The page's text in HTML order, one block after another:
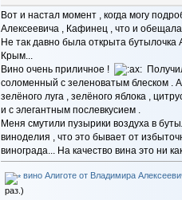
Вот и настал момент , когда могу
Алексеевича , Кафинец , что и обещала
Не так давно была открыта бутылочка
Крым...
Вино очень приличное !
соломенный с зеленоватым блеском .
зелёного луга , зелёного яблока ,
и с элегантным послевкусием .
Меня смутили пузырики воздуха в
виноделия , что это бывает от
винограда... На качество вина это ни
вино Алиготе от Владимира
раз.)